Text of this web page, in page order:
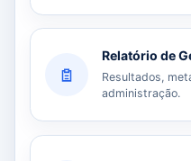
Relatório de
Resultados,
administração.